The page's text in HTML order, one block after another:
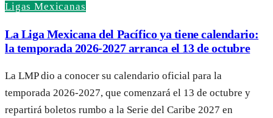
Ligas Mexicanas
La Liga Mexicana del Pacífico ya tiene calendario:
la temporada 2026-2027 arranca el 13 de octubre
La LMP dio a conocer su calendario oficial para la
temporada 2026-2027, que comenzará el 13 de octubre y
repartirá boletos rumbo a la Serie del Caribe 2027 en